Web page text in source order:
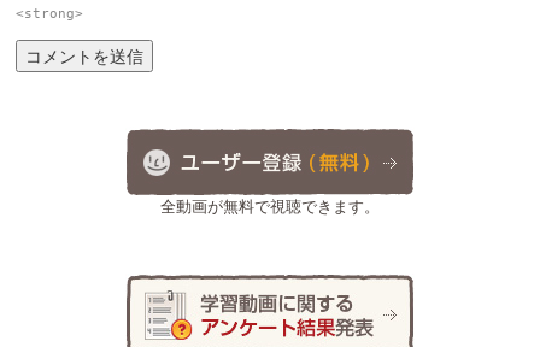
<strong>
全動画が無料で視聴できます。